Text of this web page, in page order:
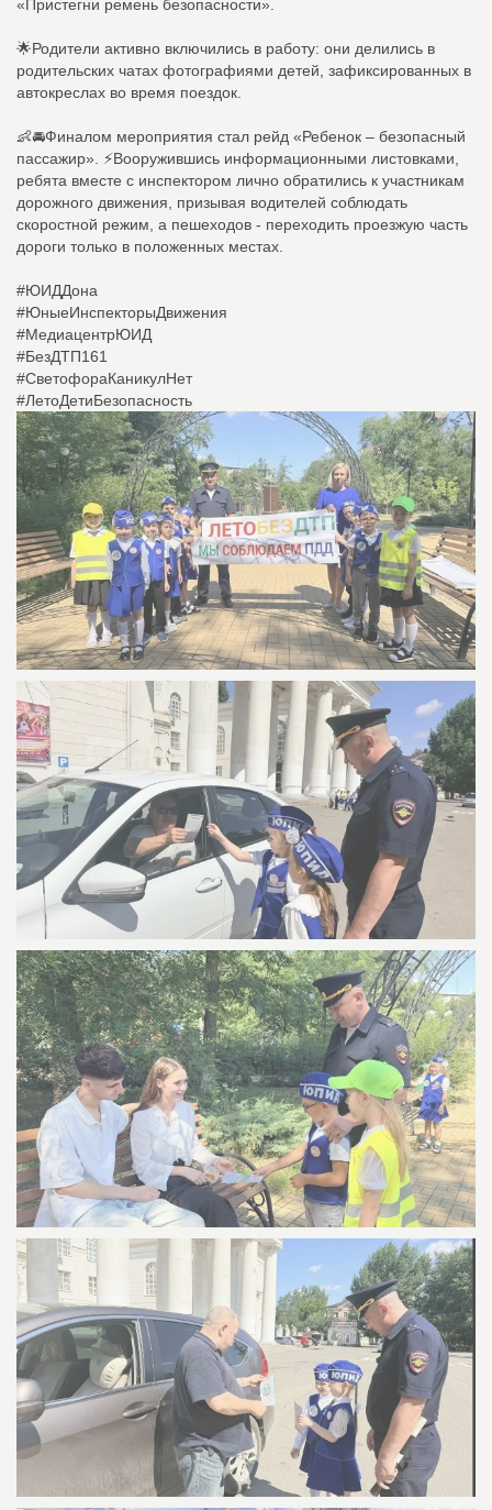
«Пристегни ремень безопасности».
🌟Родители активно включились в работу: они делились в
родительских чатах фотографиями детей, зафиксированных в
автокреслах во время поездок.
👶🚘Финалом мероприятия стал рейд «Ребенок – безопасный
пассажир». ⚡️Вооружившись информационными листовками,
ребята вместе с инспектором лично обратились к участникам
дорожного движения, призывая водителей соблюдать
скоростной режим, а пешеходов - переходить проезжую часть
дороги только в положенных местах.
#ЮИДДона
#ЮныеИнспекторыДвижения
#МедиацентрЮИД
#БезДТП161
#СветофораКаникулНет
#ЛетоДетиБезопасность